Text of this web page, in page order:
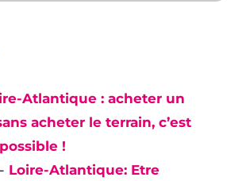
Atlantique : acheter un
acheter le terrain, c’est
!
Loire-Atlantique: Etre